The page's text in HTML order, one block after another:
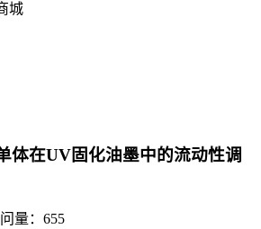
城
体在UV固化油墨中的流动性调
量： 655